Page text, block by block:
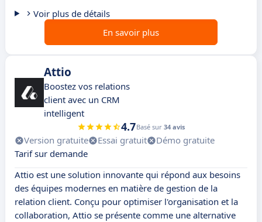
Voir plus de détails
En savoir plus
Attio
Boostez vos relations
client avec un CRM
intelligent
4.7Basé sur 34 avis
Version gratuite Essai gratuit
Démo gratuite
Tarif sur demande
Attio est une solution innovante qui répond aux besoins
des équipes modernes en matière de gestion de la
relation client. Conçu pour optimiser l'organisation et la
collaboration, Attio se présente comme une alternative